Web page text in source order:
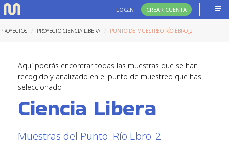
LOGIN CREAR CUENTA
PROYECTOS PROYECTO CIENCIA LIBERA PUNTO DE MUESTREO RÍO EBRO_2
Aquí podrás encontrar todas las muestras que se han
recogido y analizado en el punto de muestreo que has
seleccionado
Ciencia Libera
Muestras del Punto: Río Ebro_2